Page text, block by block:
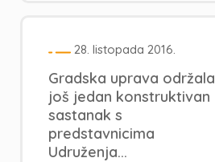
28. listopada 2016.
Gradska uprava održala
još jedan konstruktivan
sastanak s
predstavnicima
Udruženja...